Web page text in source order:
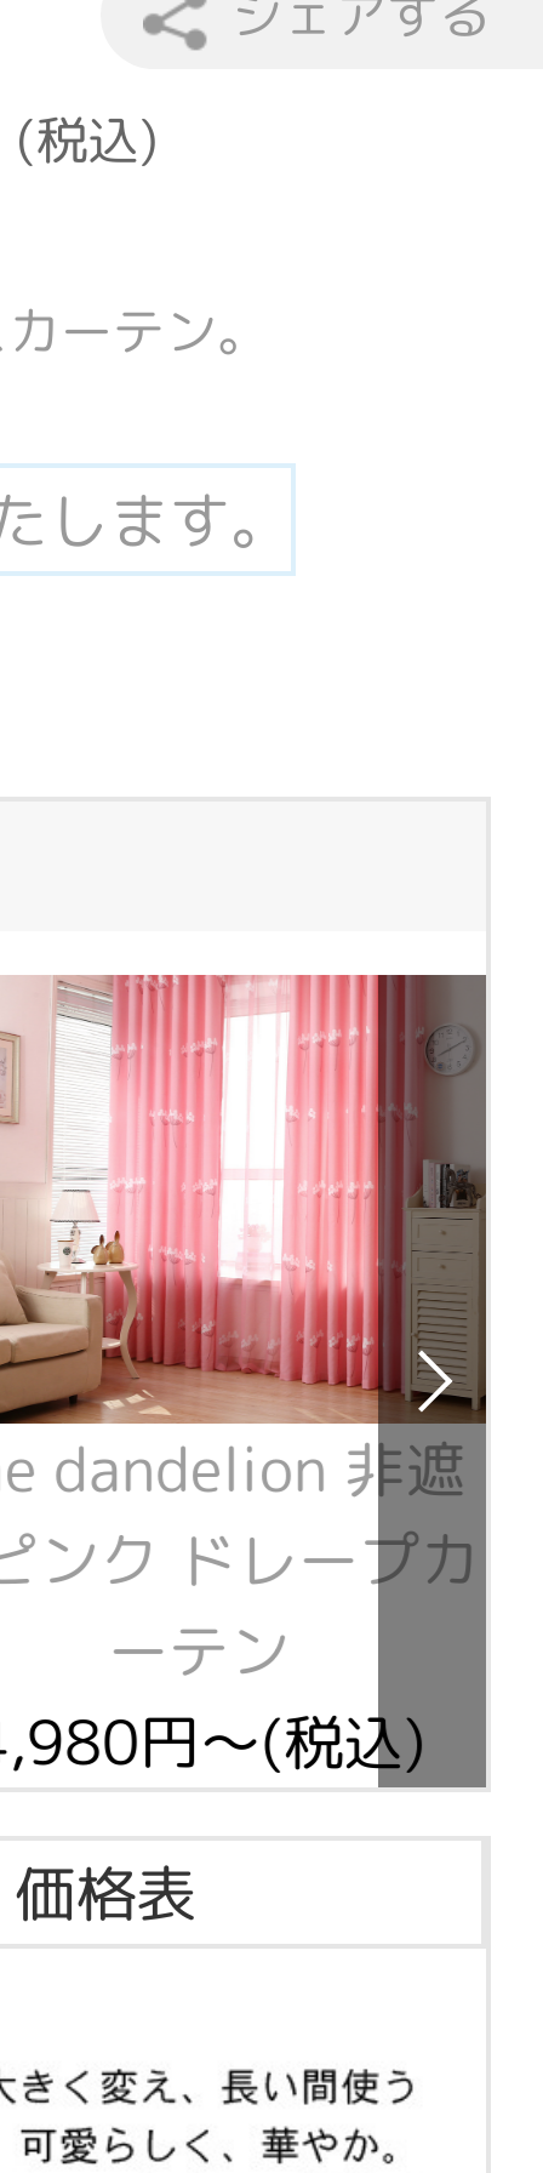
(税込)
ーテン。
ます。
dandelion 非遮
ンク ドレープカ
ーテン
円～(税込)
価格表